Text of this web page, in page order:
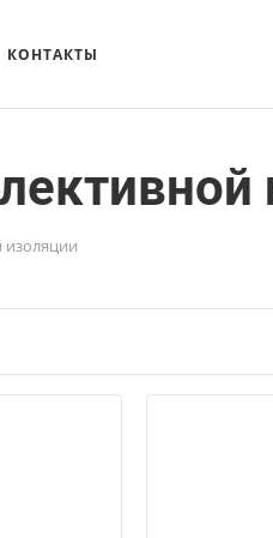
КОНТАКТЫ
изоляции